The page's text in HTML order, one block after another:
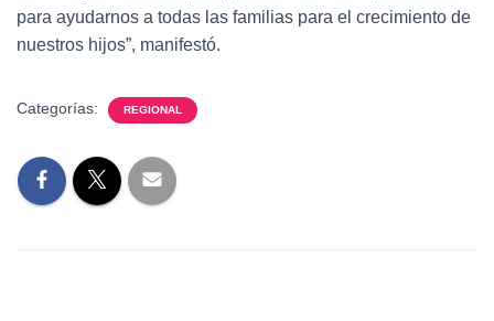
para ayudarnos a todas las familias para el crecimiento de
nuestros hijos”, manifestó.
Categorías: REGIONAL